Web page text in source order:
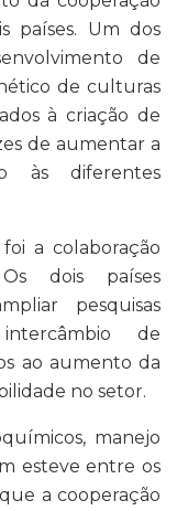
países. Um dos
de
de culturas
à criação de
de aumentar a
às diferentes
a colaboração
dois países
pesquisas
de
ao aumento da
no setor.
manejo
esteve entre os
a cooperação